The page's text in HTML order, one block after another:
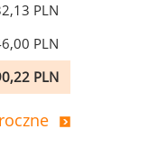
PLN
PLN
PLN